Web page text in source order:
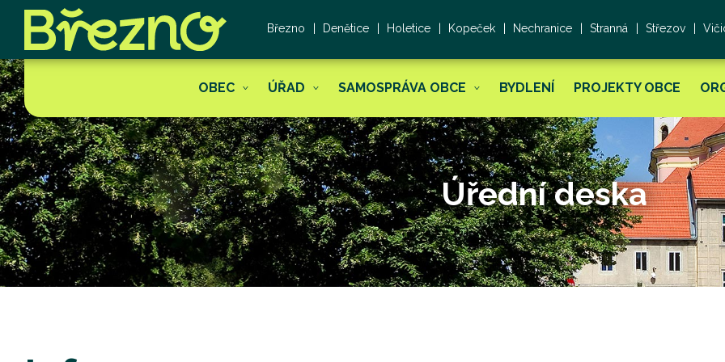
Březno Denětice Holetice Kopeček Nechranice Stranná Střezov
OBEC ÚŘAD SAMOSPRÁVA OBCE BYDLENÍ PROJEKTY OBCE
Úřední deska